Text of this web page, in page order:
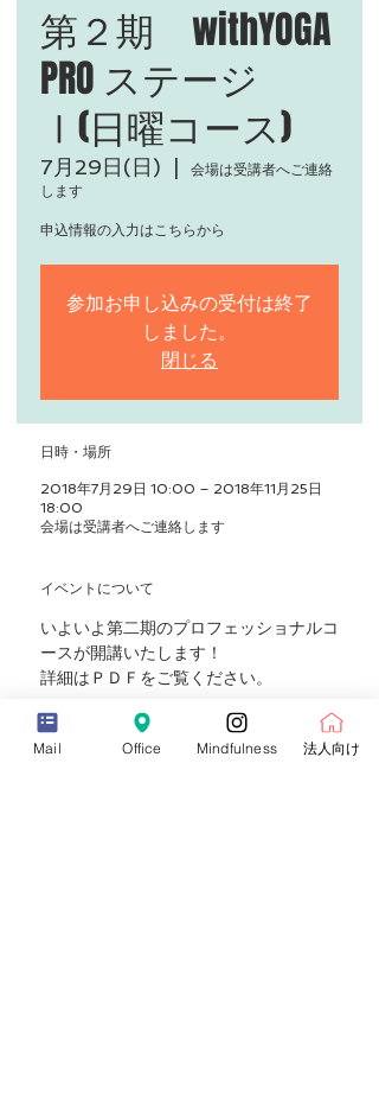
第２期 withYOGA
PRO ステージ
Ⅰ(日曜コース)
7月29日(日)
  |
会場は受講者へご連絡
します
申込情報の入力はこちらから
参加お申し込みの受付は終了
しました。
閉じる
日時・場所
2018年7月29日 10:00 – 2018年11月25日
18:00
会場は受講者へご連絡します
イベントについて
いよいよ第二期のプロフェッショナルコ
ースが開講いたします！
詳細はＰＤＦをご覧ください。
チケット詳細
Mail Office Mindfulness 法人向け